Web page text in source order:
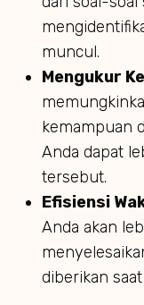
muncul.
Mengukur
kemampuan
Anda dapat
tersebut.
Efisiensi
Anda akan
diberikan